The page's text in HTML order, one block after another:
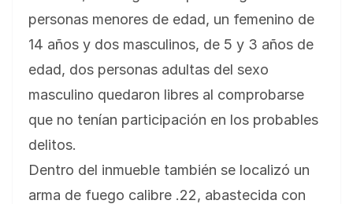
personas menores de edad, un femenino de
14 años y dos masculinos, de 5 y 3 años de
edad, dos personas adultas del sexo
masculino quedaron libres al comprobarse
que no tenían participación en los probables
delitos.
Dentro del inmueble también se localizó un
arma de fuego calibre .22, abastecida con